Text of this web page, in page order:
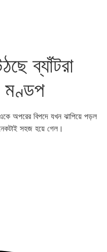
ব্যাঁটরা
মণ্ডপ
অপরের বিপদে যখন ঝাপিয়ে পড়ল
সহজ হয়ে গেল।